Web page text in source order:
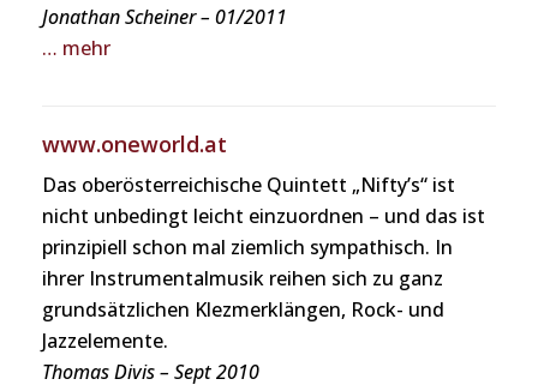
Jonathan Scheiner – 01/2011
… mehr
www.oneworld.at
Das oberösterreichische Quintett „Nifty’s“ ist
nicht unbedingt leicht einzuordnen – und das ist
prinzipiell schon mal ziemlich sympathisch. In
ihrer Instrumentalmusik reihen sich zu ganz
grundsätzlichen Klezmerklängen, Rock- und
Jazzelemente.
Thomas Divis – Sept 2010